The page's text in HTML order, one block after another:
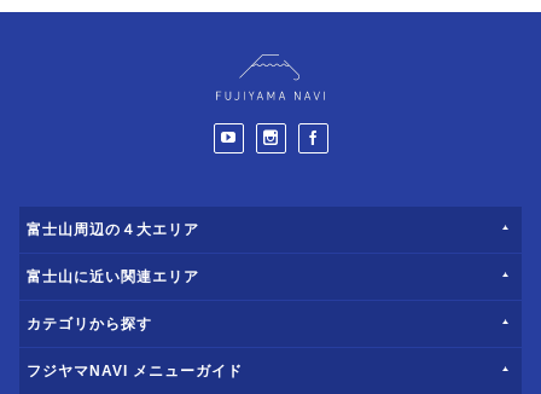
富士山周辺の４大エリア
富士山に近い関連エリア
カテゴリから探す
フジヤマNAVI メニューガイド